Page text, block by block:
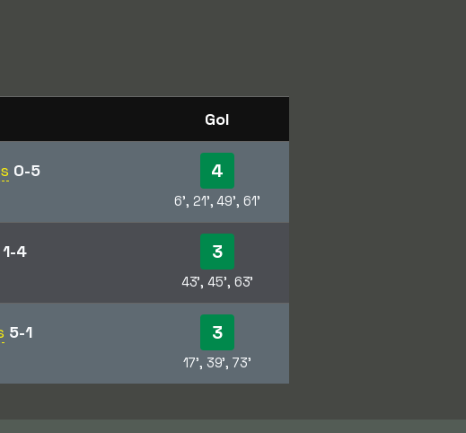
Gol
0-5 4
6', 21', 49', 61'
1-4 3
43', 45', 63'
5-1 3
17', 39', 73'